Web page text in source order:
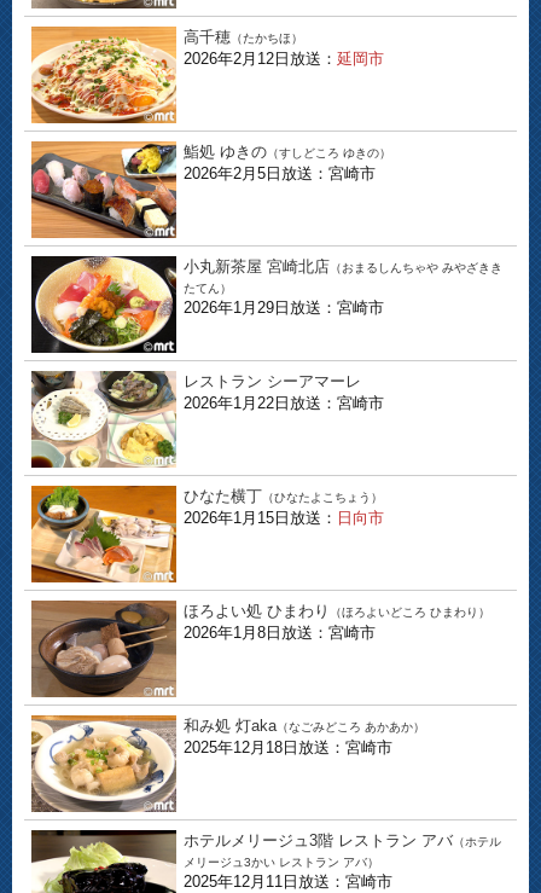
高千穂 （たかちほ）
2026年2月12日放送： 延岡市
鮨処 ゆきの （すしどころ ゆきの）
2026年2月5日放送：宮崎市
小丸新茶屋 宮崎北店 （おまるしんちゃや みやざきき
たてん）
2026年1月29日放送：宮崎市
レストラン シーアマーレ
2026年1月22日放送：宮崎市
ひなた横丁 （ひなたよこちょう）
2026年1月15日放送： 日向市
ほろよい処 ひまわり （ほろよいどころ ひまわり）
2026年1月8日放送：宮崎市
和み処 灯aka （なごみどころ あかあか）
2025年12月18日放送：宮崎市
ホテルメリージュ3階 レストラン アバ （ホテル
メリージュ3かい レストラン アバ）
2025年12月11日放送：宮崎市